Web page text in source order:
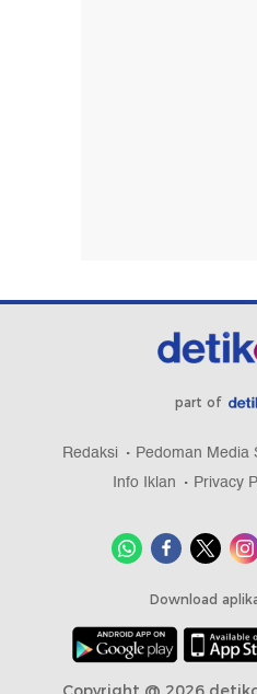
part of
Redaksi Pedoman Media
Info Iklan
Privacy
Download